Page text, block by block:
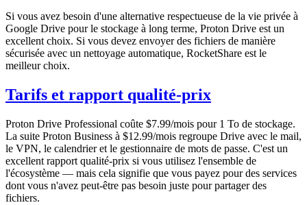
Si vous avez besoin d'une alternative respectueuse de la vie privée à
Google Drive pour le stockage à long terme, Proton Drive est un
excellent choix. Si vous devez envoyer des fichiers de manière
sécurisée avec un nettoyage automatique, RocketShare est le
meilleur choix.
Tarifs et rapport qualité-prix
Proton Drive Professional coûte $7.99/mois pour 1 To de stockage.
La suite Proton Business à $12.99/mois regroupe Drive avec le mail,
le VPN, le calendrier et le gestionnaire de mots de passe. C'est un
excellent rapport qualité-prix si vous utilisez l'ensemble de
l'écosystème — mais cela signifie que vous payez pour des services
dont vous n'avez peut-être pas besoin juste pour partager des
fichiers.